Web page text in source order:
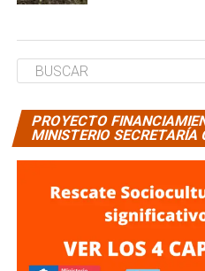
PROYECTO
MINISTERIO SECRETARÍA